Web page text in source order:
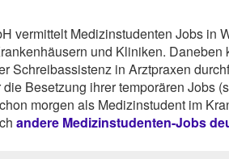
vermittelt Medizinstudenten Jobs in
und Kliniken.
Schreibassistenz in Arztpraxen
Besetzung ihrer temporären Jobs
morgen als Medizinstudent im
andere Medizinstudenten-Jobs